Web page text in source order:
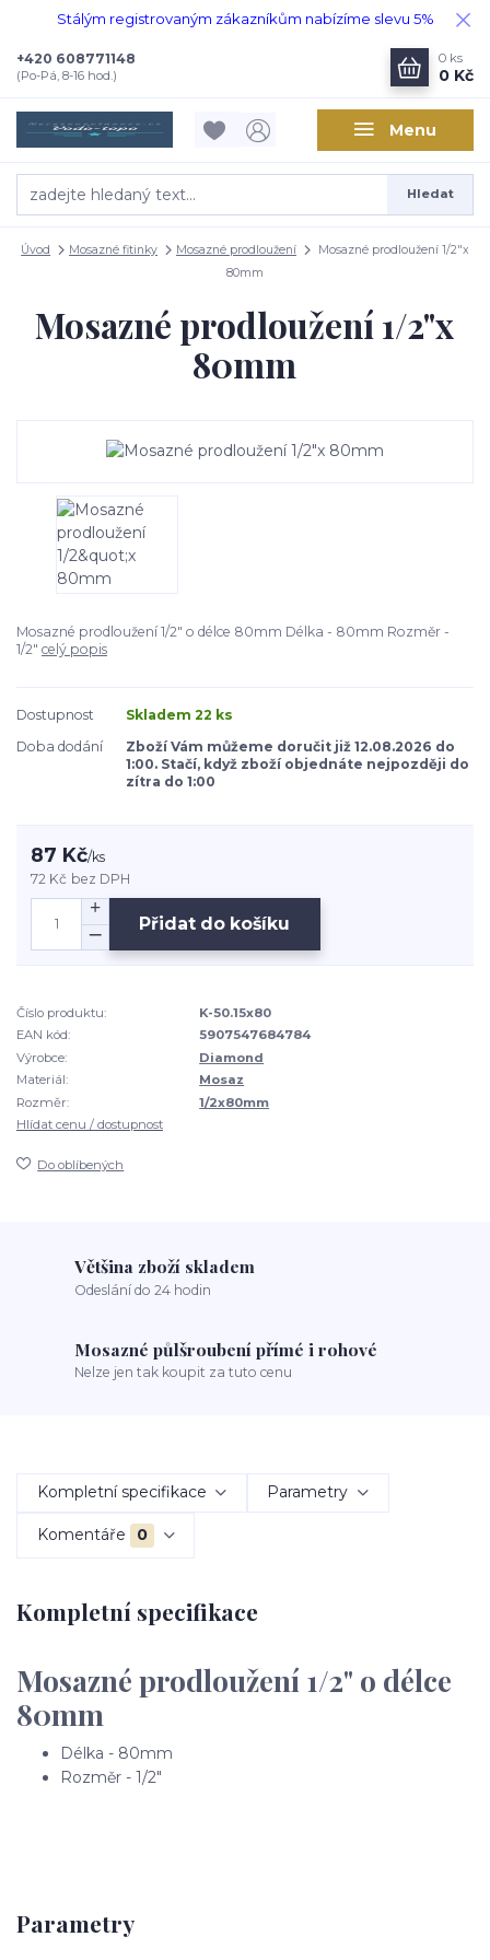
Stálým registrovaným zákazníkům nabízíme slevu 5%
Menu
Hledat
+420 608771148
(Po-Pá, 8-16 hod.)
0 ks
0 Kč
Úvod Mosazné fitinky Mosazné prodloužení
Mosazné prodloužení 1/2"x
80mm
Mosazné prodloužení 1/2"x
80mm
Mosazné prodloužení 1/2" o délce 80mm Délka - 80mm Rozměr -
1/2" celý popis
Dostupnost
Skladem 22 ks
Doba dodání
Zboží Vám můžeme doručit již 12.08.2026 do
1:00. Stačí, když zboží objednáte nejpozději do
zítra do 1:00
87 Kč/ks
72 Kč bez DPH
Přidat do košíku
Číslo produktu:
K-50.15x80
EAN kód:
5907547684784
Výrobce:
Diamond
Materiál:
Mosaz
Rozměr:
1/2x80mm
Hlídat cenu / dostupnost
Do oblíbených
Většina zboží skladem
Odeslání do 24 hodin
Mosazné půlšroubení přímé i rohové
Nelze jen tak koupit za tuto cenu
Kompletní specifikace Parametry
Komentáře 0
Kompletní specifikace
Mosazné prodloužení 1/2" o délce
80mm
Délka - 80mm
Rozměr - 1/2"
Parametry